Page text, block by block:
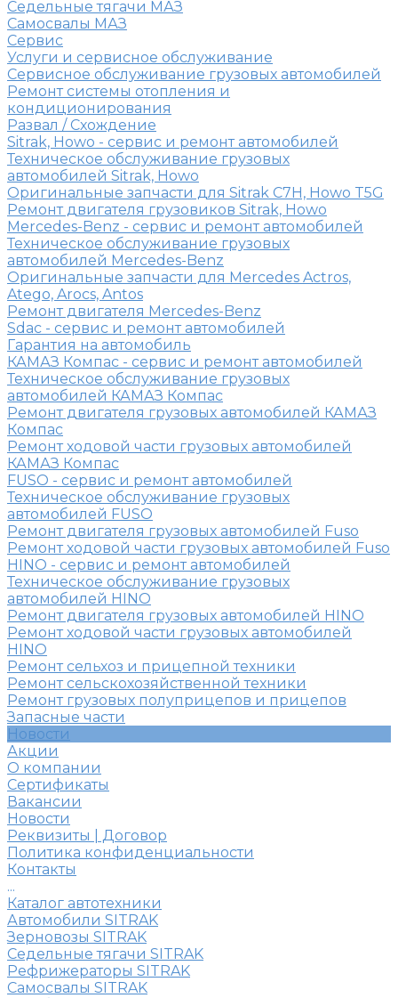
Седельные тягачи МАЗ
Самосвалы МАЗ
Сервис
Услуги и сервисное обслуживание
Сервисное обслуживание грузовых автомобилей
Ремонт системы отопления и
кондиционирования
Развал / Схождение
Sitrak, Howo - сервис и ремонт автомобилей
Техническое обслуживание грузовых
автомобилей Sitrak, Howo
Оригинальные запчасти для Sitrak C7H, Howo T5G
Ремонт двигателя грузовиков Sitrak, Howo
Mercedes-Benz - сервис и ремонт автомобилей
Техническое обслуживание грузовых
автомобилей Mercedes-Benz
Оригинальные запчасти для Mercedes Actros,
Atego, Arocs, Antos
Ремонт двигателя Mercedes-Benz
Sdac - сервис и ремонт автомобилей
Гарантия на автомобиль
КАМАЗ Компас - сервис и ремонт автомобилей
Техническое обслуживание грузовых
автомобилей КАМАЗ Компас
Ремонт двигателя грузовых автомобилей КАМАЗ
Компас
Ремонт ходовой части грузовых автомобилей
КАМАЗ Компас
FUSO - сервис и ремонт автомобилей
Техническое обслуживание грузовых
автомобилей FUSO
Ремонт двигателя грузовых автомобилей Fuso
Ремонт ходовой части грузовых автомобилей Fuso
HINO - сервис и ремонт автомобилей
Техническое обслуживание грузовых
автомобилей HINO
Ремонт двигателя грузовых автомобилей HINO
Ремонт ходовой части грузовых автомобилей
HINO
Ремонт сельхоз и прицепной техники
Ремонт сельскохозяйственной техники
Ремонт грузовых полуприцепов и прицепов
Запасные части
Новости
Акции
О компании
Сертификаты
Вакансии
Новости
Реквизиты | Договор
Политика конфиденциальности
Контакты
...
Каталог автотехники
Автомобили SITRAK
Зерновозы SITRAK
Седельные тягачи SITRAK
Рефрижераторы SITRAK
Самосвалы SITRAK